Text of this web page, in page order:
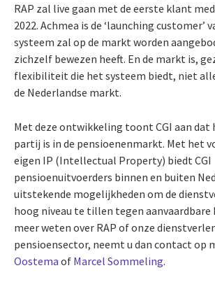
RAP zal live gaan met de eerste klant
2022. Achmea is de ‘launching customer’
systeem zal op de markt worden
zichzelf bewezen heeft. En de markt is,
flexibiliteit die het systeem biedt, niet
de Nederlandse markt.
Met deze ontwikkeling toont CGI aan dat
partij is in de pensioenenmarkt. Met het
eigen IP (Intellectual Property) biedt CGI
pensioenuitvoerders binnen en buiten
uitstekende mogelijkheden om de
hoog niveau te tillen tegen aanvaardbare
meer weten over RAP of onze
pensioensector, neemt u dan contact op
Oostema of Marcel Sommeling.